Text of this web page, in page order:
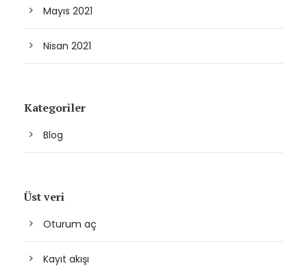
Mayıs 2021
Nisan 2021
Kategoriler
Blog
Üst veri
Oturum aç
Kayıt akışı